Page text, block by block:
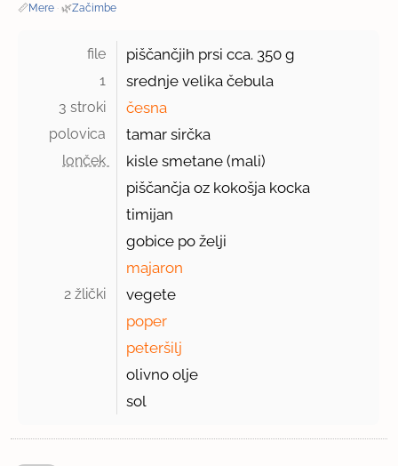
📏Mere · 🌿Začimbe
file piščančjih prsi cca. 350 g
1 srednje velika čebula
3 stroki česna
polovica tamar sirčka
lonček
kisle smetane (mali)
piščančja oz kokošja kocka
timijan
gobice po želji
majaron
2 žlički
vegete
poper
peteršilj
olivno olje
sol